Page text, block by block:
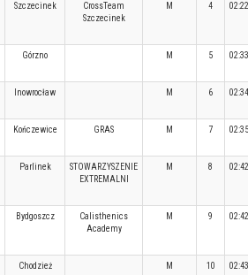
Szczecinek
CrossTeam
Szczecinek
M 4
Górzno M 5
Inowrocław M 6
Kończewice GRAS M 7
Parlinek
STOWARZYSZENIE
EXTREMALNI
M 8
Bydgoszcz
Calisthenics
Academy
M 9
Chodzież M 10